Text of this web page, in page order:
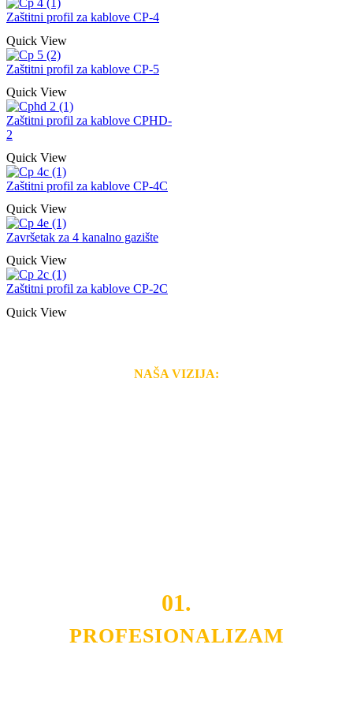
Zaštitni profil za kablove CP-4
Quick View
Zaštitni profil za kablove CP-5
Quick View
Zaštitni profil za kablove CPHD-
2
Quick View
Zaštitni profil za kablove CP-4C
Quick View
Završetak za 4 kanalno gazište
Quick View
Zaštitni profil za kablove CP-2C
Quick View
NAŠA VIZIJA:
01.
PROFESIONALIZAM